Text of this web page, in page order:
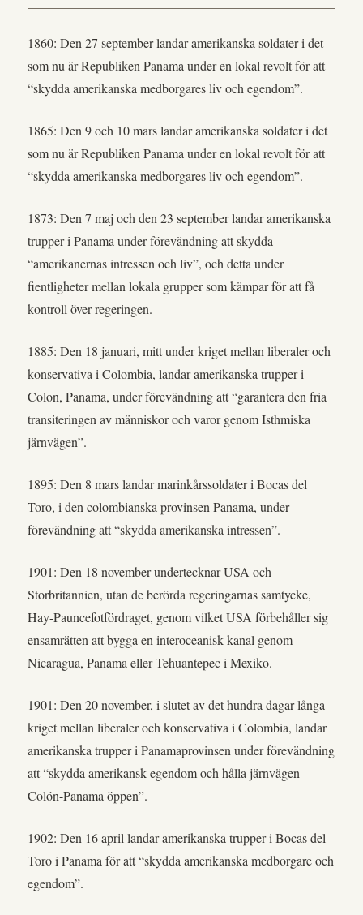
1860: Den 27 september landar amerikanska soldater i det
som nu är Republiken Panama under en lokal revolt för att
“skydda amerikanska medborgares liv och egendom”.
1865: Den 9 och 10 mars landar amerikanska soldater i det
som nu är Republiken Panama under en lokal revolt för att
“skydda amerikanska medborgares liv och egendom”.
1873: Den 7 maj och den 23 september landar amerikanska
trupper i Panama under förevändning att skydda
“amerikanernas intressen och liv”, och detta under
fientligheter mellan lokala grupper som kämpar för att få
kontroll över regeringen.
1885: Den 18 januari, mitt under kriget mellan liberaler och
konservativa i Colombia, landar amerikanska trupper i
Colon, Panama, under förevändning att “garantera den fria
transiteringen av människor och varor genom Isthmiska
järnvägen”.
1895: Den 8 mars landar marinkårssoldater i Bocas del
Toro, i den colombianska provinsen Panama, under
förevändning att “skydda amerikanska intressen”.
1901: Den 18 november undertecknar USA och
Storbritannien, utan de berörda regeringarnas samtycke,
Hay-Pauncefotfördraget, genom vilket USA förbehåller sig
ensamrätten att bygga en interoceanisk kanal genom
Nicaragua, Panama eller Tehuantepec i Mexiko.
1901: Den 20 november, i slutet av det hundra dagar långa
kriget mellan liberaler och konservativa i Colombia, landar
amerikanska trupper i Panamaprovinsen under förevändning
att “skydda amerikansk egendom och hålla järnvägen
Colón-Panama öppen”.
1902: Den 16 april landar amerikanska trupper i Bocas del
Toro i Panama för att “skydda amerikanska medborgare och
egendom”.